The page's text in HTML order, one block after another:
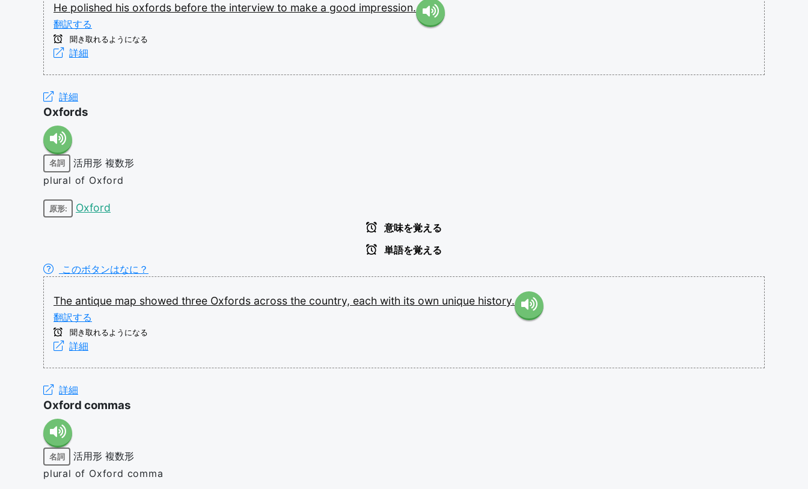
He polished his oxfords before the interview to make a good impression.
翻訳する
聞き取れるようになる
詳細
詳細
Oxfords
名詞 活用形 複数形
plural of Oxford
原形: Oxford
意味を覚える
単語を覚える
このボタンはなに？
The antique map showed three Oxfords across the country, each with its own unique history.
翻訳する
聞き取れるようになる
詳細
詳細
Oxford commas
名詞 活用形 複数形
plural of Oxford comma